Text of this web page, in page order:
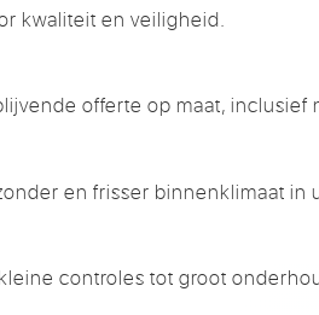
kwaliteit en veiligheid.
offerte op maat, inclusief
en frisser binnenklimaat in
controles tot groot